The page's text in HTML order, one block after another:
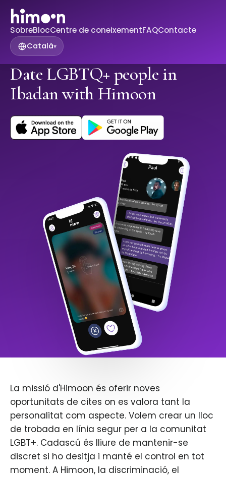
SobreBlocCentre de coneixementFAQContacte
Català▾
Date LGBTQ+ people in
Ibadan with Himoon
La missió d'Himoon és oferir noves
oportunitats de cites on es valora tant la
personalitat com aspecte. Volem crear un lloc
de trobada en línia segur per a la comunitat
LGBT+. Cadascú és lliure de mantenir-se
discret si ho desitja i manté el control en tot
moment. A Himoon, la discriminació, el